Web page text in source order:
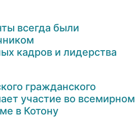
всегда были
кадров и лидерства
гражданского
участие во всемирном
в Котону